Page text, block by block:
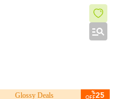
پێست، 237 مل
25
%
Glossy Deals